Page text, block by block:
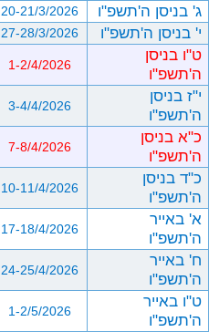
ג' בניסן ה'תשפ"ו 20-21/3/2026
י' בניסן ה'תשפ"ו 27-28/3/2026
ט"ו בניסן
ה'תשפ"ו
1-2/4/2026
י"ז בניסן
ה'תשפ"ו
3-4/4/2026
כ"א בניסן
ה'תשפ"ו
7-8/4/2026
כ"ד בניסן
ה'תשפ"ו
10-11/4/2026
א' באייר
ה'תשפ"ו
17-18/4/2026
ח' באייר
ה'תשפ"ו
24-25/4/2026
ט"ו באייר
ה'תשפ"ו
1-2/5/2026